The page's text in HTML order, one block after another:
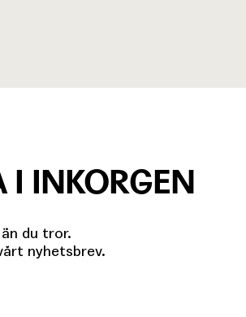
I INKORGEN
du tror.
nyhetsbrev.